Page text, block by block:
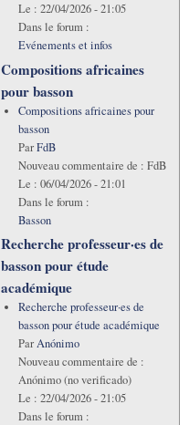
Le : 22/04/2026 - 21:05
Dans le forum :
Evénements et infos
Compositions africaines
pour basson
Compositions africaines pour
basson
ParFdB
Nouveau commentaire de : FdB
Le : 06/04/2026 - 21:01
Dans le forum :
Basson
Recherche professeur·es de
basson pour étude
académique
Recherche professeur·es de
basson pour étude académique
ParAnónimo
Nouveau commentaire de :
Anónimo (no verificado)
Le : 22/04/2026 - 21:05
Dans le forum :